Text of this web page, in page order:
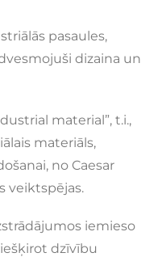
pasaules,
dizaina un
material”, t.i.,
materiāls,
no Caesar
veiktspējas.
iemieso
dzīvību